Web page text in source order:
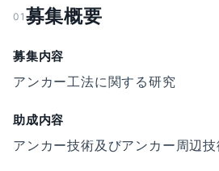
01 募集概要
募集内容
アンカー工法に関する研究
助成内容
アンカー技術及びアンカー周辺